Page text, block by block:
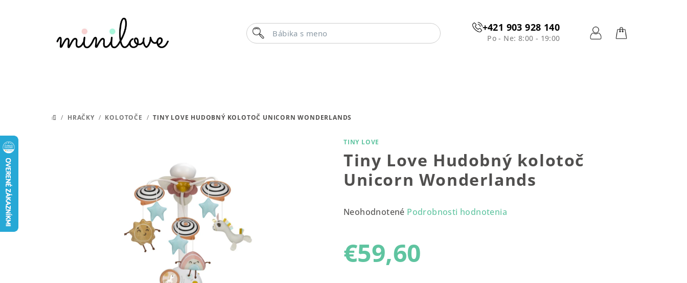
Bábika s menom
Hľadať +421 903 928 140
Po - Ne: 8:00 - 19:00
DOMOV
/ HRAČKY / KOLOTOČE / TINY LOVE HUDOBNÝ KOLOTOČ UNICORN WONDERLANDS
TINY LOVE
Tiny Love Hudobný kolotoč
Unicorn Wonderlands
Priemerné
je
0,0
Neohodnotené Podrobnosti hodnotenia
€59,60